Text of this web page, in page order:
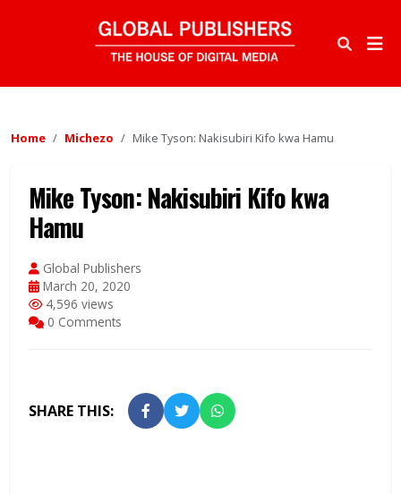
Home Michezo Mike Tyson: Nakisubiri Kifo kwa Hamu
Mike Tyson: Nakisubiri Kifo kwa
Hamu
Global Publishers
March 20, 2020
4,596 views
0 Comments
SHARE THIS: